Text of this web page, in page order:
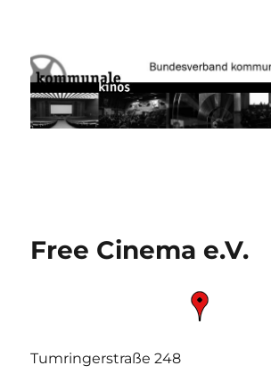
Bundesverband
Free Cinema e.V.
Tumringerstraße 248